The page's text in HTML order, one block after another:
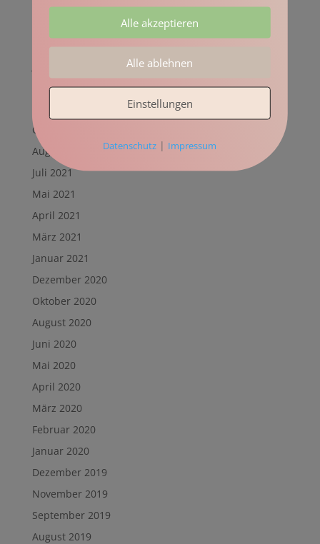
Februar 2022
Dezember 2021
Oktober 2021
August 2021
Juli 2021
Mai 2021
April 2021
März 2021
Januar 2021
Dezember 2020
Oktober 2020
August 2020
Juni 2020
Mai 2020
April 2020
März 2020
Februar 2020
Januar 2020
Dezember 2019
November 2019
September 2019
August 2019
Alle akzeptieren
Alle ablehnen
Einstellungen
Datenschutz | Impressum